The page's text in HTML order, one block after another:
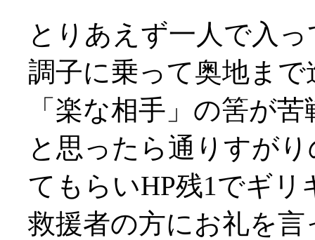
とりあえず一人で入
調子に乗って奥地ま
「楽な相手」の筈が
と思ったら通りすが
てもらいHP残1でギリ
救援者の方にお礼を